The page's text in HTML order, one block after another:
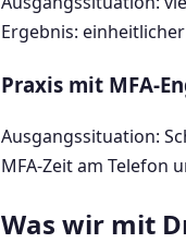
Ergebnis:
Praxis mit MFA-
Ausgangssituation:
MFA-Zeit am Telefon
Was wir mit